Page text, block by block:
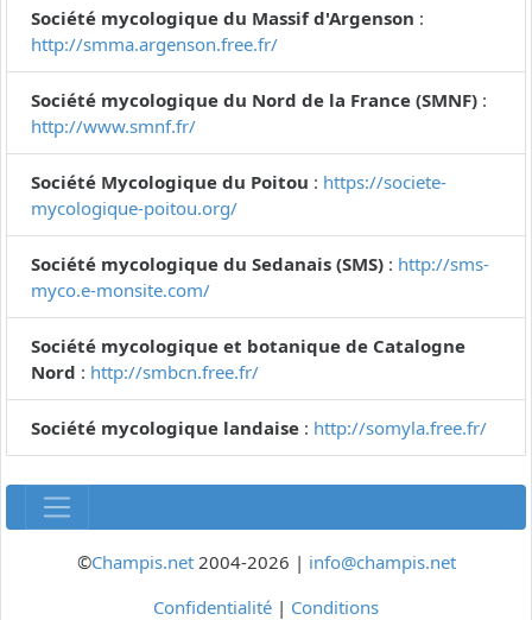
Société mycologique du Massif d'Argenson :
http://smma.argenson.free.fr/
Société mycologique du Nord de la France (SMNF) :
http://www.smnf.fr/
Société Mycologique du Poitou : https://societe-
mycologique-poitou.org/
Société mycologique du Sedanais (SMS) : http://sms-
myco.e-monsite.com/
Société mycologique et botanique de Catalogne
Nord : http://smbcn.free.fr/
Société mycologique landaise : http://somyla.free.fr/
©Champis.net2004-2026 | info@champis.net
Confidentialité | Conditions